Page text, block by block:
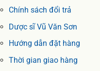
Chính sách đổi trả
Dược sĩ Vũ Văn Sơn
Hướng dẫn đặt hàng
Thời gian giao hàng